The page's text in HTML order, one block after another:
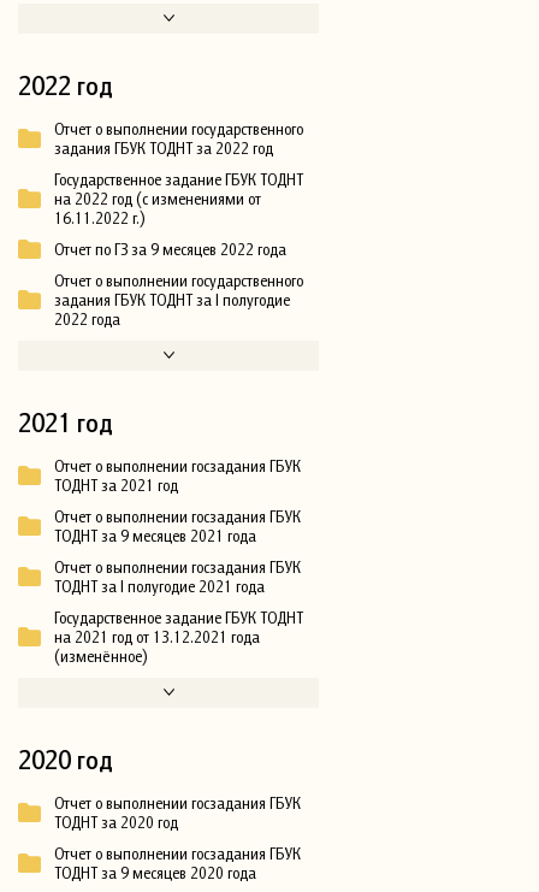
2022 год
Отчет о выполнении государственного
задания ГБУК ТОДНТ за 2022 год
Государственное задание ГБУК ТОДНТ
на 2022 год (с изменениями от
16.11.2022 г.)
Отчет по ГЗ за 9 месяцев 2022 года
Отчет о выполнении государственного
задания ГБУК ТОДНТ за I полугодие
2022 года
2021 год
Отчет о выполнении госзадания ГБУК
ТОДНТ за 2021 год
Отчет о выполнении госзадания ГБУК
ТОДНТ за 9 месяцев 2021 года
Отчет о выполнении госзадания ГБУК
ТОДНТ за I полугодие 2021 года
Государственное задание ГБУК ТОДНТ
на 2021 год от 13.12.2021 года
(изменённое)
2020 год
Отчет о выполнении госзадания ГБУК
ТОДНТ за 2020 год
Отчет о выполнении госзадания ГБУК
ТОДНТ за 9 месяцев 2020 года